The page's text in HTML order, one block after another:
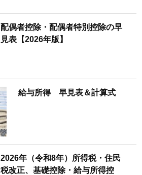
配偶者控除・配偶者特別控除の早
見表【2026年版】
給与所得 早見表＆計算式
2026年（令和8年）所得税・住民
税改正、基礎控除・給与所得控